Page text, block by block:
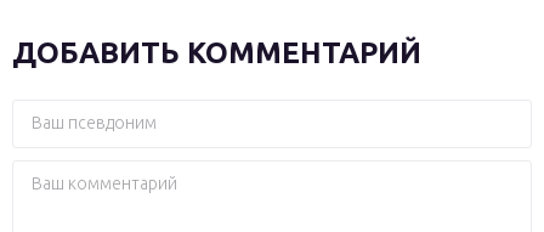
ДОБАВИТЬ КОММЕНТАРИЙ